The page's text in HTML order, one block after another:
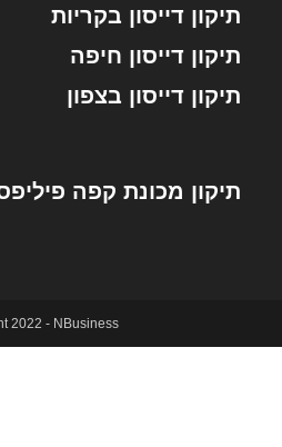
תיקון דייסון בקריות
תיקון דייסון חיפה
תיקון דייסון בצפון
תיקון מכונת קפה
2022 - NBusiness